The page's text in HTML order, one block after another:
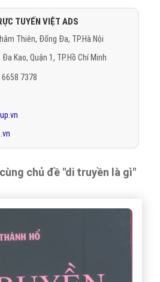
TUYẾN VIỆT ADS
Thiên, Đống Đa, TP.Hà Nội
Kao, Quận 1, TP.Hồ Chí Minh
7378
chủ đề "di truyền là gì"